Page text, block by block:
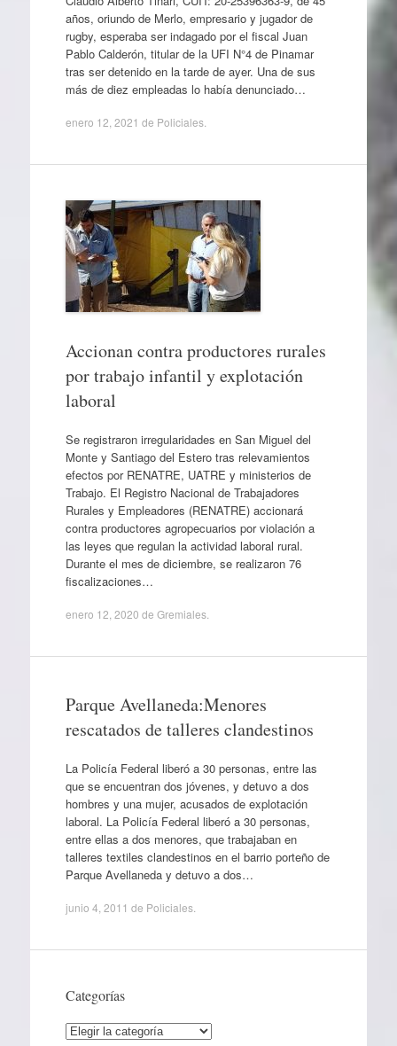
años, oriundo de Merlo, empresario y jugador de
rugby, esperaba ser indagado por el fiscal Juan
Pablo Calderón, titular de la UFI N°4 de Pinamar
tras ser detenido en la tarde de ayer. Una de sus
más de diez empleadas lo había denunciado…
enero 12, 2021 de Policiales.
Accionan contra productores rurales
por trabajo infantil y explotación
laboral
Se registraron irregularidades en San Miguel del
Monte y Santiago del Estero tras relevamientos
efectos por RENATRE, UATRE y ministerios de
Trabajo. El Registro Nacional de Trabajadores
Rurales y Empleadores (RENATRE) accionará
contra productores agropecuarios por violación a
las leyes que regulan la actividad laboral rural.
Durante el mes de diciembre, se realizaron 76
fiscalizaciones…
enero 12, 2020 de Gremiales.
Parque Avellaneda:Menores
rescatados de talleres clandestinos
La Policía Federal liberó a 30 personas, entre las
que se encuentran dos jóvenes, y detuvo a dos
hombres y una mujer, acusados de explotación
laboral. La Policía Federal liberó a 30 personas,
entre ellas a dos menores, que trabajaban en
talleres textiles clandestinos en el barrio porteño de
Parque Avellaneda y detuvo a dos…
junio 4, 2011 de Policiales.
Categorías
Categorías